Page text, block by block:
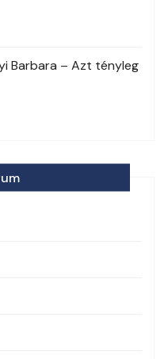
Barbara – Azt tényleg